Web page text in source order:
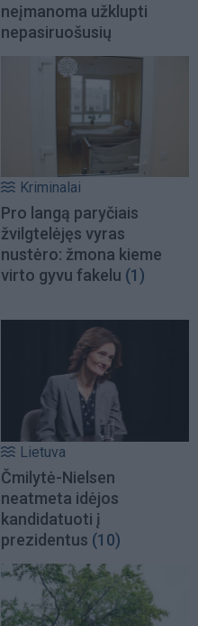
neįmanoma užklupti
nepasiruošusių
Kriminalai
Pro langą paryčiais
žvilgtelėjęs vyras
nustėro: žmona kieme
virto gyvu fakelu (1)
Lietuva
Čmilytė-Nielsen
neatmeta idėjos
kandidatuoti į
prezidentus (10)